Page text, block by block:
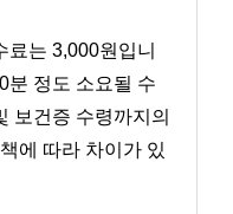
료는 3,000원입니
분 정도 소요될 수
보건증 수령까지의
에 따라 차이가 있